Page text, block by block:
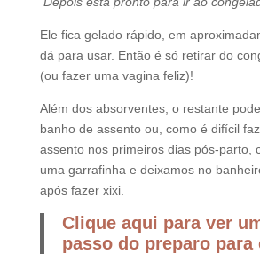
Ele fica gelado rápido, em
dá para usar. Então é só retirar do
(ou fazer uma vagina feliz)!
Além dos absorventes, o restante
banho de assento ou, como é difícil
assento nos primeiros dias pós-parto,
uma garrafinha e deixamos no
após fazer xixi.
Clique aqui para ver
passo do preparo para